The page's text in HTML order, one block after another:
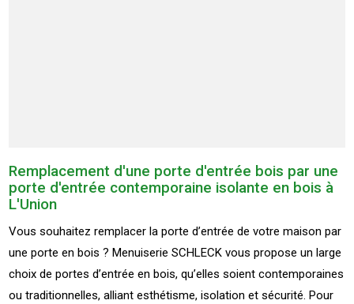
Remplacement d'une porte d'entrée bois par une
porte d'entrée contemporaine isolante en bois à
L'Union
Vous souhaitez remplacer la porte d’entrée de votre maison par
une porte en bois ? Menuiserie SCHLECK vous propose un large
choix de portes d’entrée en bois, qu’elles soient contemporaines
ou traditionnelles, alliant esthétisme, isolation et sécurité. Pour